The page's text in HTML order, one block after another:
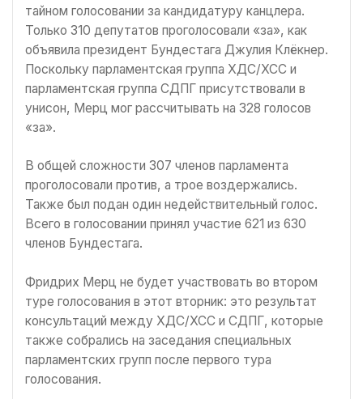
тайном голосовании за кандидатуру канцлера.
Только 310 депутатов проголосовали «за», как
объявила президент Бундестага Джулия Клёкнер.
Поскольку парламентская группа ХДС/ХСС и
парламентская группа СДПГ присутствовали в
унисон, Мерц мог рассчитывать на 328 голосов
«за».
В общей сложности 307 членов парламента
проголосовали против, а трое воздержались.
Также был подан один недействительный голос.
Всего в голосовании принял участие 621 из 630
членов Бундестага.
Фридрих Мерц не будет участвовать во втором
туре голосования в этот вторник: это результат
консультаций между ХДС/ХСС и СДПГ, которые
также собрались на заседания специальных
парламентских групп после первого тура
голосования.